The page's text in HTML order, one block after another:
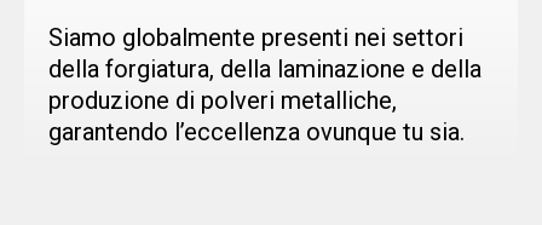
Siamo globalmente presenti nei settori
della forgiatura, della laminazione e della
produzione di polveri metalliche,
garantendo l’eccellenza ovunque tu sia.